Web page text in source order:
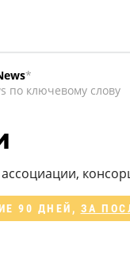
*
по ключевому слову
90 ДНЕЙ , ЗА